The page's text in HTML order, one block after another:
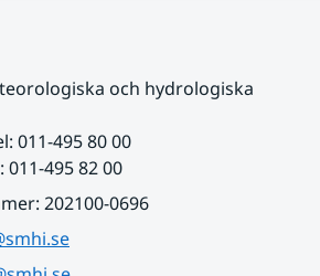
och hydrologiska
011-495 80 00
495 82 00
202100-0696